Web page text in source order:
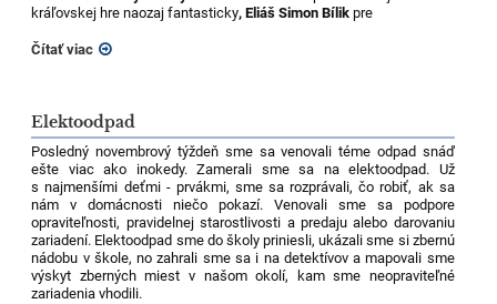
kráľovskej hre naozaj fantasticky, Eliáš Simon Bílik pre
Čítať viac
Elektoodpad
Posledný novembrový týždeň sme sa venovali téme odpad snáď
ešte viac ako inokedy. Zamerali sme sa na elektoodpad. Už
s najmenšími deťmi - prvákmi, sme sa rozprávali, čo robiť, ak sa
nám v domácnosti niečo pokazí. Venovali sme sa podpore
opraviteľnosti, pravidelnej starostlivosti a predaju alebo darovaniu
zariadení. Elektoodpad sme do školy priniesli, ukázali sme si zbernú
nádobu v škole, no zahrali sme sa i na detektívov a mapovali sme
výskyt zberných miest v našom okolí, kam sme neopraviteľné
zariadenia vhodili.